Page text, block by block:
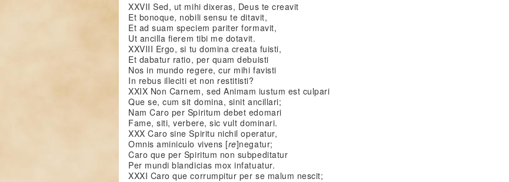
XXVII Sed, ut mihi dixeras, Deus te creavit
Et bonoque, nobili sensu te ditavit,
Et ad suam speciem pariter formavit,
Ut ancilla fierem tibi me dotavit.
XXVIII Ergo, si tu domina creata fuisti,
Et dabatur ratio, per quam debuisti
Nos in mundo regere, cur mihi favisti
In rebus illeciti et non restitisti?
XXIX Non Carnem, sed Animam iustum est culpari
Que se, cum sit domina, sinit ancillari;
Nam Caro per Spiritum debet edomari
Fame, siti, verbere, sic vult dominari.
XXX Caro sine Spiritu nichil operatur,
Omnis aminiculo vivens [re]negatur;
Caro que per Spiritum non subpeditatur
Per mundi blandicias mox infatuatur.
XXXI Caro que corrumpitur per se malum nescit;